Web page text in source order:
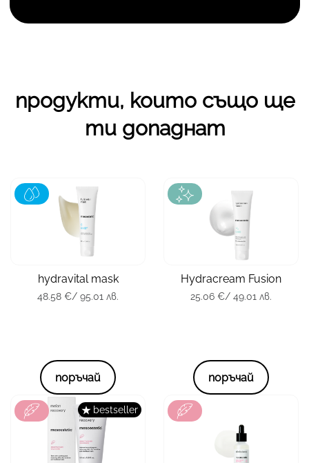
продукти, които също ще
ти допаднат
hydravital mask
опаковка
100 мл.
48.58€/ 95.01 лв.
48.58€/ 95.01 лв.
поръчай
Hydracream Fusion
опаковка
100 мл.
25.06€/ 49.01 лв.
25.06 €/ 49.01 лв.
поръчай
bestseller